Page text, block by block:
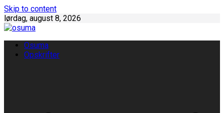
Skip to content
lørdag, august 8, 2026
Osuma
Opskrifter